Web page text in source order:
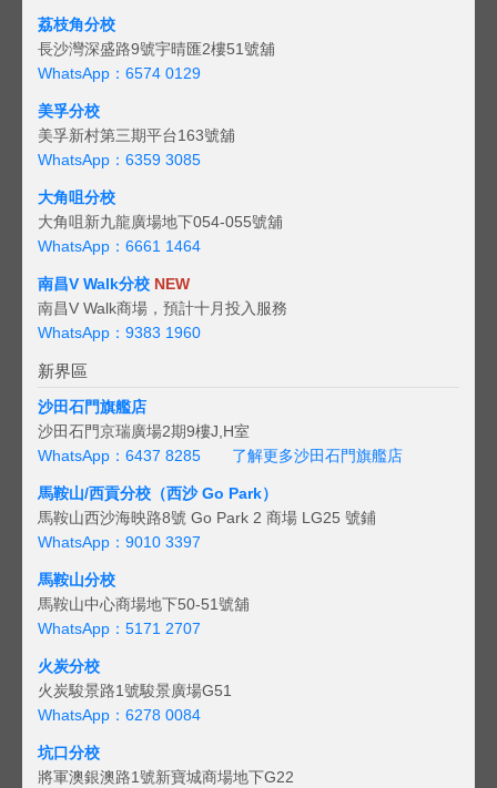
荔枝角分校
長沙灣深盛路9號宇晴匯2樓51號舖
WhatsApp：6574 0129
美孚分校
美孚新村第三期平台163號舖
WhatsApp：6359 3085
大角咀分校
大角咀新九龍廣場地下054-055號舖
WhatsApp：6661 1464
南昌V Walk分校 NEW
南昌V Walk商場，預計十月投入服務
WhatsApp：9383 1960
新界區
沙田石門旗艦店
沙田石門京瑞廣場2期9樓J,H室
WhatsApp：6437 8285
了解更多沙田石門旗艦店
馬鞍山/西貢分校（西沙 Go Park）
馬鞍山西沙海映路8號 Go Park 2 商場 LG25 號鋪
WhatsApp：9010 3397
馬鞍山分校
馬鞍山中心商場地下50-51號舖
WhatsApp：5171 2707
火炭分校
火炭駿景路1號駿景廣場G51
WhatsApp：6278 0084
坑口分校
將軍澳銀澳路1號新寶城商場地下G22